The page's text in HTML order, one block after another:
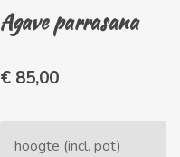
Agave parrasana
€ 85,00
hoogte (incl. pot)